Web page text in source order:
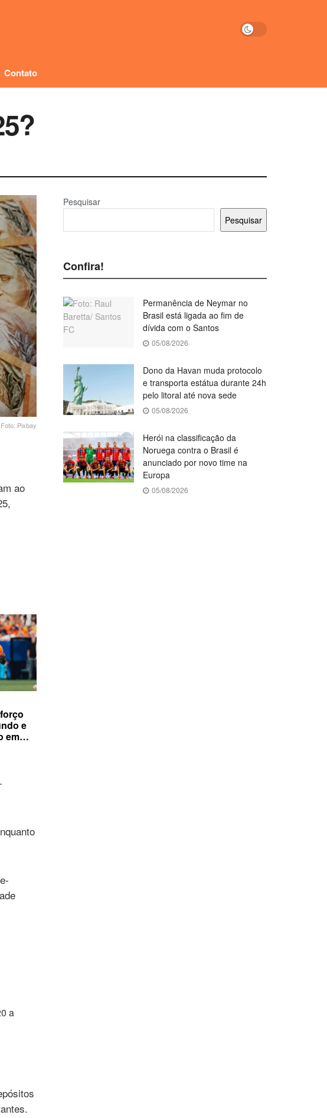
Contato
Foto: Pixbay
ao
e
em
a
Pesquisar
Pesquisar
Confira!
Permanência de Neymar no
Brasil está ligada ao fim de
dívida com o Santos
05/08/2026
Dono da Havan muda protocolo
e transporta estátua durante 24h
pelo litoral até nova sede
05/08/2026
Herói na classificação da
Noruega contra o Brasil é
anunciado por novo time na
Europa
05/08/2026